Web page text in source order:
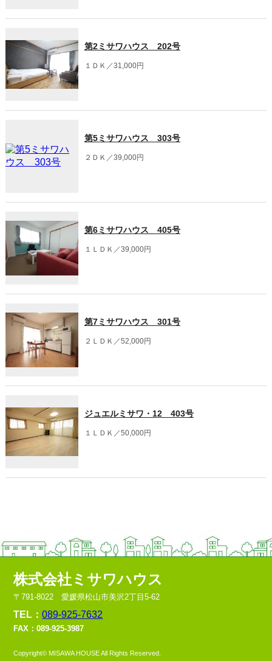
第2ミサワハウス 202号
１ＤＫ／31,000円
第5ミサワハウス 303号
２ＤＫ／39,000円
第6ミサワハウス 405号
１ＬＤＫ／39,000円
第7ミサワハウス 301号
２ＬＤＫ／52,000円
ジュエルミサワ・12 403号
１ＬＤＫ／50,000円
株式会社ミサワハウス
〒791-8022 愛媛県松山市美沢2丁目5-62
TEL：089-925-7632
FAX：089-925-3987
Copyright© MISAWA HOUSE All Rights Reserved.